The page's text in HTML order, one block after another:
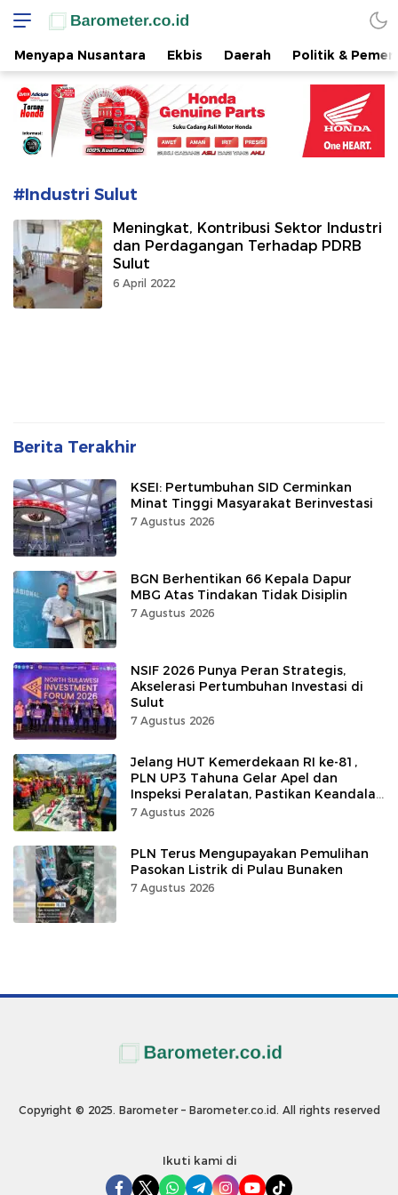
www.barometer.co.id
Berita Terkini di Sulawesi Utara
Menyapa Nusantara Ekbis Daerah Politik &
#Industri Sulut
Meningkat, Kontribusi Sektor Industri
dan Perdagangan Terhadap PDRB
Sulut
6 April 2022
Berita Terakhir
KSEI: Pertumbuhan SID Cerminkan
Minat Tinggi Masyarakat Berinvestasi
7 Agustus 2026
BGN Berhentikan 66 Kepala Dapur
MBG Atas Tindakan Tidak Disiplin
7 Agustus 2026
NSIF 2026 Punya Peran Strategis,
Akselerasi Pertumbuhan Investasi di
Sulut
7 Agustus 2026
Jelang HUT Kemerdekaan RI ke-81,
PLN UP3 Tahuna Gelar Apel dan
Inspeksi Peralatan, Pastikan Keandalan
Listrik
7 Agustus 2026
PLN Terus Mengupayakan Pemulihan
Pasokan Listrik di Pulau Bunaken
7 Agustus 2026
Copyright © 2025. Barometer – Barometer.co.id. All rights reserved
Ikuti kami di